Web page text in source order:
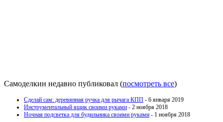
Самоделкин недавно публиковал (посмотреть все)
Сделай сам: деревянная ручка для рычага КПП - 6 января 2019
Инструментальный ящик своими руками - 2 ноября 2018
Ночная подсветка для будильника своими руками - 1 ноября 2018